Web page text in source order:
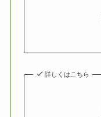
詳しくはこちら